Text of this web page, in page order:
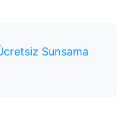
Sunsama